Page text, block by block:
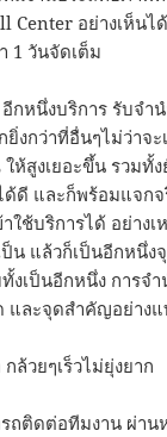
Center อย่างเห็น
1 วันจัดเต็ม
กหนึ่งบริการ รับจำ
งกว่าที่อื่นๆไม่ว่าจ
ห้สูงเยอะขึ้น รวมทั้
ด้ดี และก็พร้อมแจก
ใช้บริการได้ อย่าง
น แล้วก็เป็นอีกหนึ่ง
งเป็นอีกหนึ่ง การจ
และจุดสำคัญอย่างแ
ล้วยๆเร็วไม่ยุ่งยาก
ถติดต่อทีมงาน ผ่าน